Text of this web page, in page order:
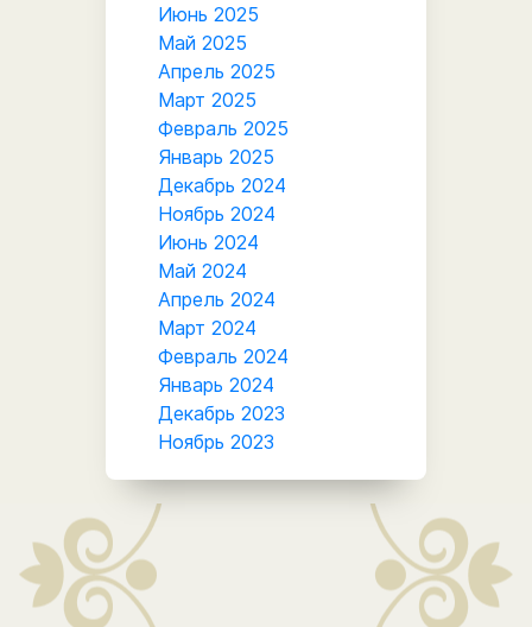
Июнь 2025
Май 2025
Апрель 2025
Март 2025
Февраль 2025
Январь 2025
Декабрь 2024
Ноябрь 2024
Июнь 2024
Май 2024
Апрель 2024
Март 2024
Февраль 2024
Январь 2024
Декабрь 2023
Ноябрь 2023